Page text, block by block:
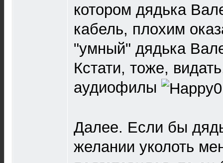
котором дядька
кабель, плохим
"умный" дядька
Кстати, тоже,
аудиофилы
Далее. Если бы
желании уколоть